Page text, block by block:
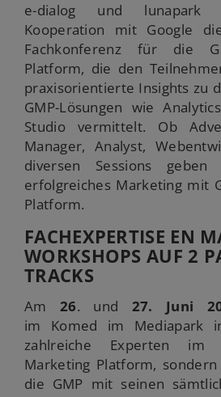
e-dialog und lunapark
Kooperation mit Google
Fachkonferenz für die
Platform, die den
praxisorientierte Insights zu
GMP-Lösungen wie
Studio vermittelt. Ob
Manager, Analyst,
diversen Sessions geben
erfolgreiches Marketing mit
Platform.
FACHEXPERTISE EN
WORKSHOPS AUF 2
TRACKS
Am26. und 27. Juni
im Komed im Mediapark
zahlreiche Experten im
Marketing Platform,
die GMP mit seinen